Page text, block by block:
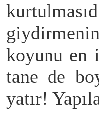
koyunu en
tane de
yatır!